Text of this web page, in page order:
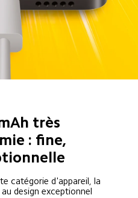
très
: fine,
catégorie d'appareil, la
design exceptionnel